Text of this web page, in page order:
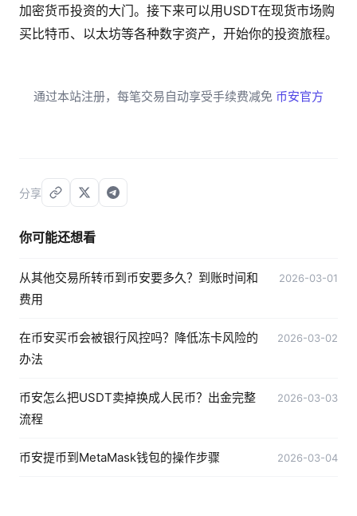
加密货币投资的大门。接下来可以用USDT在现货市场购
买比特币、以太坊等各种数字资产，开始你的投资旅程。
通过本站注册，每笔交易自动享受手续费减免 币安官方
分享
你可能还想看
从其他交易所转币到币安要多久？到账时间和
费用
2026-03-01
在币安买币会被银行风控吗？降低冻卡风险的
办法
2026-03-02
币安怎么把USDT卖掉换成人民币？出金完整
流程
2026-03-03
币安提币到MetaMask钱包的操作步骤 2026-03-04